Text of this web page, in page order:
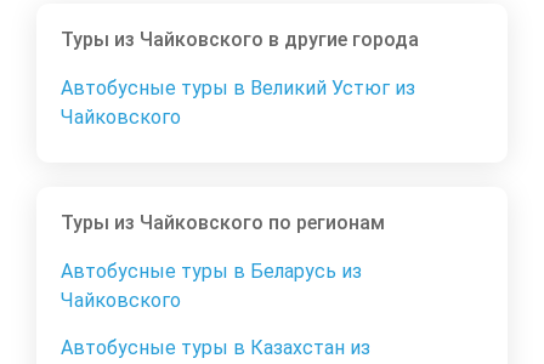
Туры из Чайковского в другие города
Автобусные туры в Великий Устюг из
Чайковского
Туры из Чайковского по регионам
Автобусные туры в Беларусь из
Чайковского
Автобусные туры в Казахстан из